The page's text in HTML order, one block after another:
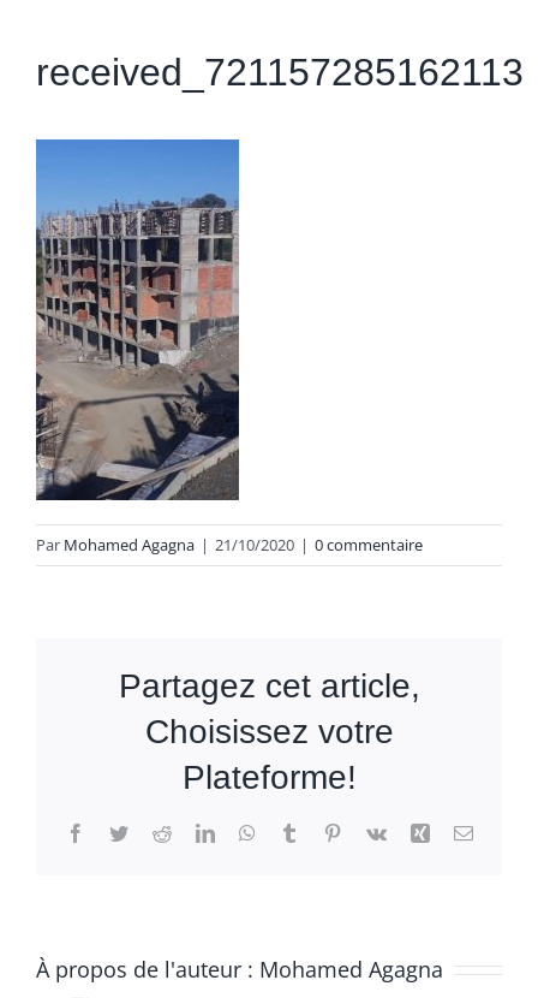
received_721157285162113
Par Mohamed Agagna | 21/10/2020 | 0 commentaire
Partagez cet article,
Choisissez votre
Plateforme!
Facebook
TwitterRedditLinkedInWhatsApp
TumblrPinterest
Vk Xing Email
À propos de l'auteur : Mohamed Agagna